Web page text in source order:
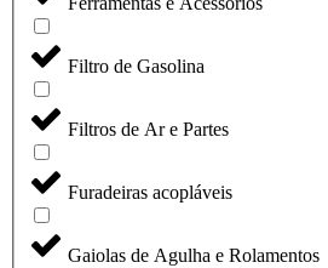
Filtro de Gasolina
Filtros de Ar e Partes
Furadeiras acopláveis
Gaiolas de Agulha e Rolamentos